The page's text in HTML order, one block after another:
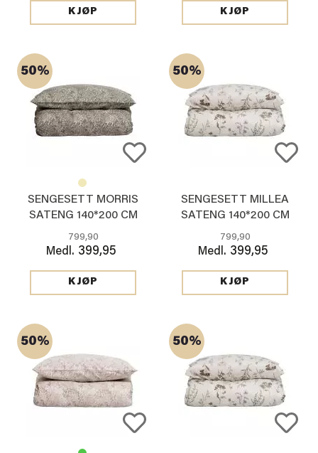
KJØP KJØP
50%
SENGESETT MORRIS
SATENG 140*200 CM
GRØNN
799,90
Medl. 399,95
KJØP
50%
SENGESETT MILLEA
SATENG 140*200 CM
BEIGE
799,90
Medl. 399,95
KJØP
50% 50%